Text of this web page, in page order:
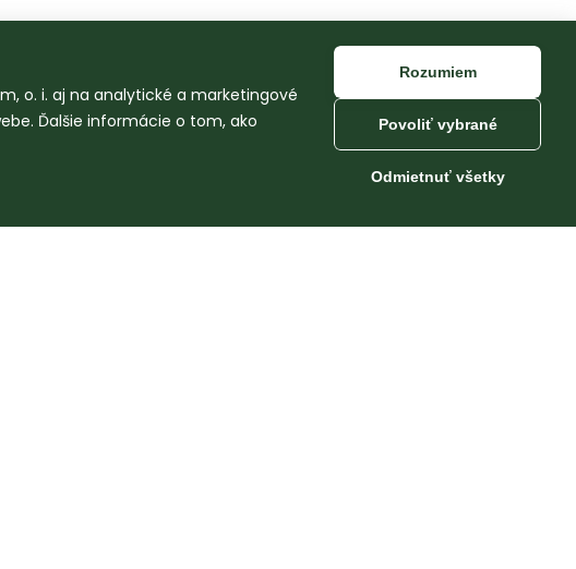
o. i. aj na analytické a marketingové
Ďalšie informácie o tom, ako
Rozumiem
Povoliť vybrané
Odmietnuť všetky